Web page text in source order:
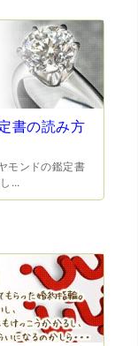
た中古市場の仕
別も素早く驚き
、様々なジャン
の時点で数千
のメールでの見積
した。 対応も丁
書の読み方
モンドの鑑定書
...